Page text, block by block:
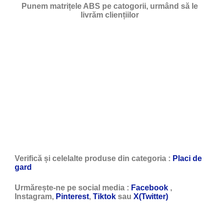
Punem matrițele ABS pe catogorii, urmând să le
livrăm cliențiilor
Verifică și celelalte produse din categoria : Placi de
gard
Urmărește-ne pe social media : Facebook ,
Instagram, Pinterest, Tiktok sau X(Twitter)